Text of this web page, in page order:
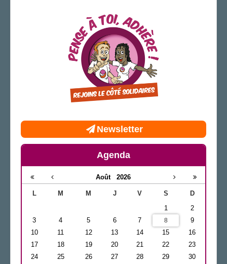
Newsletter
Agenda
Août 2026
L M M J V S
D
1
2
3
4 5 6 7 8
9
10
11 12 13 14 15
16
17
18 19 20 21 22
23
24
25 26 27 28 29
30